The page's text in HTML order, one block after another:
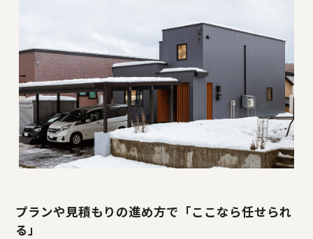
プランや見積もりの進め方で「ここなら任せられ
る」